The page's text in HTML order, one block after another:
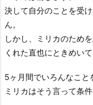
決して自分のことを受
ん。
しかし、ミリカのため
くれた直也にときめいて
5ヶ月間でいろんなこと
ミリカはそう言って条